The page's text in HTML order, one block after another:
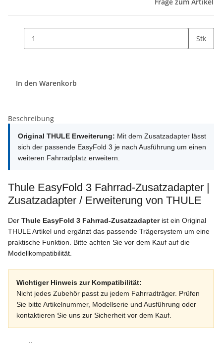
Stk
In den Warenkorb
Beschreibung
Original THULE Erweiterung: Mit dem Zusatzadapter lässt
sich der passende EasyFold 3 je nach Ausführung um einen
weiteren Fahrradplatz erweitern.
Thule EasyFold 3 Fahrrad-Zusatzadapter |
Zusatzadapter / Erweiterung von THULE
Der Thule EasyFold 3 Fahrrad-Zusatzadapterist ein Original
THULE Artikel und ergänzt das passende Trägersystem um eine
praktische Funktion. Bitte achten Sie vor dem Kauf auf die
Modellkompatibilität.
Wichtiger Hinweis zur Kompatibilität:
Nicht jedes Zubehör passt zu jedem Fahrradträger. Prüfen
Sie bitte Artikelnummer, Modellserie und Ausführung oder
kontaktieren Sie uns zur Sicherheit vor dem Kauf.